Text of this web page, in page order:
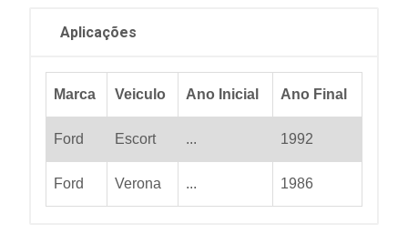
Aplicações
Marca Veiculo Ano Inicial Ano Final
Ford Escort ... 1992
Ford Verona ... 1986